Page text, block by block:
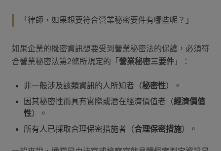
「律師，如果想要符合營業秘密要件有哪些呢？」
如果企業的機密資訊想要受到營業秘密法的保護，必須符
合營業秘密法第2條所規定的「 營業秘密三要件 」：
非一般涉及該類資訊的人所知者（秘密性）。
因其秘密性而具有實際或潛在經濟價值者（經濟價值
性）。
所有人已採取合理保密措施者（合理保密措施）。